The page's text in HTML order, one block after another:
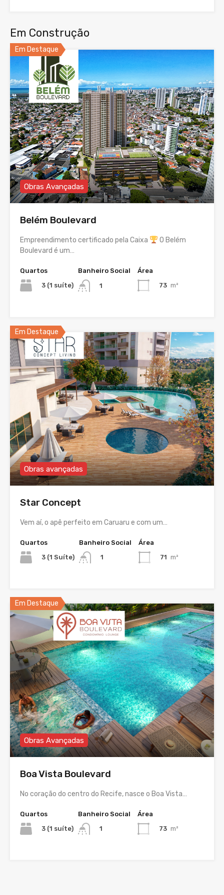
Em Construção
Em Destaque
Obras Avançadas
Belém Boulevard
Empreendimento certificado pela Caixa
O Belém
Boulevard é um…
Quartos
3 (1 suíte)
Banheiro Social
1
Área
73 m²
Em Destaque
Obras avançadas
Star Concept
Vem aí, o apê perfeito em Caruaru e com um…
Quartos
3 (1 Suíte)
Banheiro Social
1
Área
71 m²
Em Destaque
Obras Avançadas
Boa Vista Boulevard
No coração do centro do Recife, nasce o Boa Vista…
Quartos
3 (1 suíte)
Banheiro Social
1
Área
73 m²